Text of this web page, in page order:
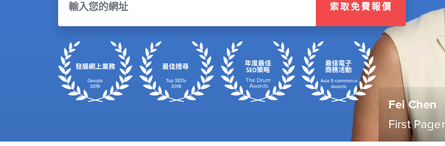
索取免費報價
Fei Chen
First Pager